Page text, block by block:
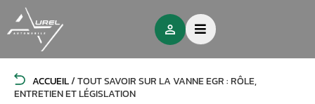
ACCUEIL/TOUT SAVOIR SUR LA VANNE EGR : RÔLE,
ENTRETIEN ET LÉGISLATION